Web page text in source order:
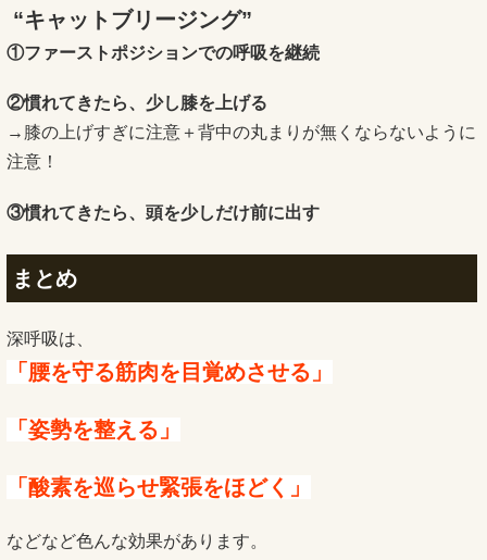
“キャットブリージング”
①ファーストポジションでの呼吸を継続
②慣れてきたら、少し膝を上げる
→膝の上げすぎに注意＋背中の丸まりが無くならないように
注意！
③慣れてきたら、頭を少しだけ前に出す
まとめ
深呼吸は、
「腰を守る筋肉を目覚めさせる」
「姿勢を整える」
「酸素を巡らせ緊張をほどく」
などなど色んな効果があります。